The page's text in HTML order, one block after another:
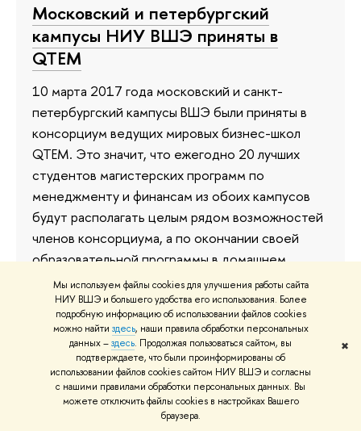
Мы используем файлы cookies для улучшения работы сайта
НИУ ВШЭ и большего удобства его использования. Более
подробную информацию об использовании файлов cookies
можно найти здесь, наши правила обработки персональных
данных –здесь. Продолжая пользоваться сайтом, вы
подтверждаете, что были проинформированы об
использовании файлов cookies сайтом НИУ ВШЭ и согласны
с нашими правилами обработки персональных данных. Вы
можете отключить файлы cookies в настройках Вашего
браузера.
✖
Московский и петербургский
кампусы НИУ ВШЭ приняты в
QTEM
10 марта 2017 года московский и санкт-
петербургский кампусы ВШЭ были приняты в
консорциум ведущих мировых бизнес-школ
QTEM. Это значит, что ежегодно 20 лучших
студентов магистерских программ по
менеджменту и финансам из обоих кампусов
будут располагать целым рядом возможностей
членов консорциума, а по окончании своей
образовательной программы в домашнем
университете получат престижный сертификат
выпускника QTEM.
21 апреля 2017
Агентство «Eduniversal»